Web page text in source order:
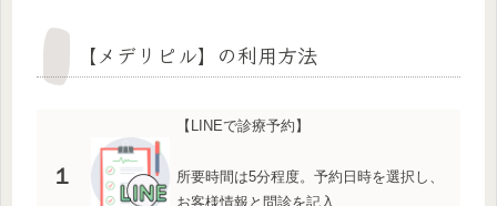
【メデリピル】の利用方法
１
【LINEで診療予約】
所要時間は5分程度。予約日時を選択し、
お客様情報と問診を記入